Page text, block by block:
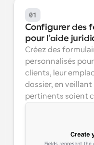
personnes
Webhooks
Soyez informé
01
Configurer des
pour l'aide
Créez des
personnalisés
clients, leur
dossier, en veillant
pertinents soient